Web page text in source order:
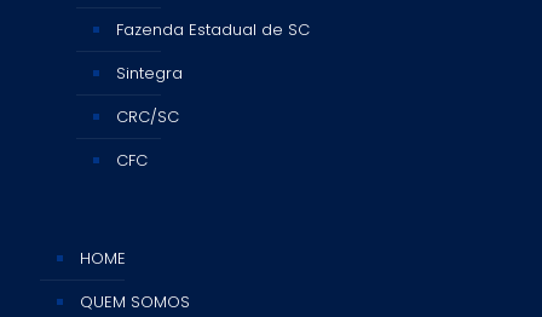
Fazenda Estadual de SC
Sintegra
CRC/SC
CFC
HOME
QUEM SOMOS